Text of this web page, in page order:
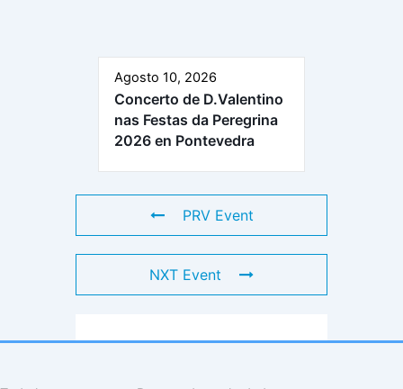
Agosto 10, 2026
Concerto de D.Valentino
nas Festas da Peregrina
2026 en Pontevedra
PRV Event
NXT Event